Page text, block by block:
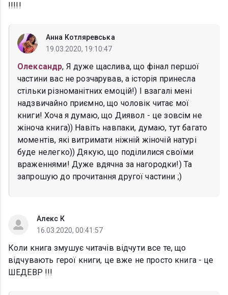
!!!!!
Анна Котляревська
19.03.2020, 19:10:47
Олександр, Я дуже щаслива, що фінал першої
частини вас не розчарував, а історія принесла
стільки різноманітних емоцій!) І взагалі мені
надзвичайно приємно, що чоловік читає мої
книги! Хоча я думаю, що Диявол - це зовсім не
жіноча книга)) Навіть навпаки, думаю, тут багато
моментів, які витримати ніжній жіночій натурі
буде нелегко)) Дякую, що поділилися своїми
враженнями! Дуже вдячна за нагородки!) Та
запрошую до прочитання другої частини ;)
Алекс К
16.03.2020, 00:41:57
Коли книга змушує читачів відчути все те, що
відчувають герої книги, це вже не просто книга - це
ШЕДЕВР !!!